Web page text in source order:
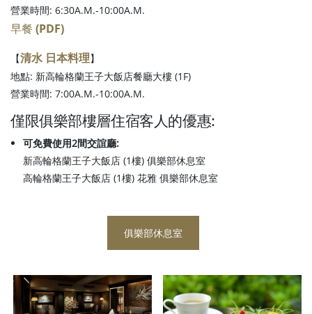
營業時間: 6:30A.M.-10:00A.M.
早餐 (PDF)
【清水 日本料理】
地點: 新高輪格蘭王子大飯店餐廳大樓 (1F)
營業時間: 7:00A.M.-10:00A.M.
僅限俱樂部樓層住宿客人的優惠:
可免費使用2間交誼廳:
新高輪格蘭王子大飯店 (1樓) 俱樂部休息室
高輪格蘭王子大飯店 (1樓) 花雅 俱樂部休息室
俱樂部休息室